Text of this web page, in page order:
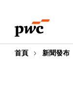
content
footer
首頁 新聞發布